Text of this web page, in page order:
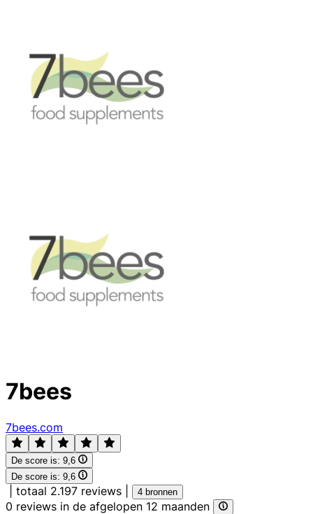
7bees
7bees.com
De score is: 9,6
De score is: 9,6
totaal 2.197 reviews 4 bronnen
0 reviews in de afgelopen 12 maanden